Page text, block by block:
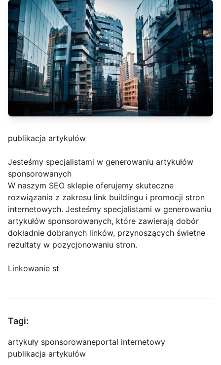
publikacja artykułów
Jesteśmy specjalistami w generowaniu artykułów
sponsorowanych
W naszym SEO sklepie oferujemy skuteczne
rozwiązania z zakresu link buildingu i promocji stron
internetowych. Jesteśmy specjalistami w generowaniu
artykułów sponsorowanych, które zawierają dobór
dokładnie dobranych linków, przynoszących świetne
rezultaty w pozycjonowaniu stron.
Linkowanie st
Tagi:
artykuły sponsorowaneportal internetowy
publikacja artykułów